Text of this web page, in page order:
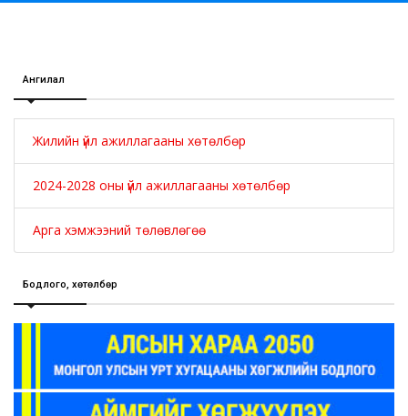
Ангилал
Жилийн үйл ажиллагааны хөтөлбөр
2024-2028 оны үйл ажиллагааны хөтөлбөр
Арга хэмжээний төлөвлөгөө
Бодлого, хөтөлбөр